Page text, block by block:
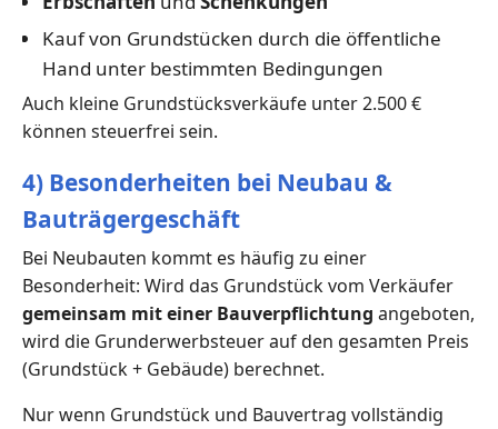
Kauf von Grundstücken durch die öffentliche
Hand unter bestimmten Bedingungen
Auch kleine Grundstücksverkäufe unter 2.500 €
können steuerfrei sein.
4) Besonderheiten bei Neubau &
Bauträgergeschäft
Bei Neubauten kommt es häufig zu einer
Besonderheit: Wird das Grundstück vom Verkäufer
gemeinsam mit einer Bauverpflichtung angeboten,
wird die Grunderwerbsteuer auf den gesamten Preis
(Grundstück + Gebäude) berechnet.
Nur wenn Grundstück und Bauvertrag vollständig